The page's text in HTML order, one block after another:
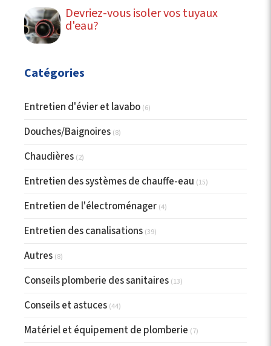
Devriez-vous isoler vos tuyaux
d'eau?
Catégories
Entretien d'évier et lavabo (6)
Douches/Baignoires (8)
Chaudières (2)
Entretien des systèmes de chauffe-eau (15)
Entretien de l'électroménager (4)
Entretien des canalisations (39)
Autres (8)
Conseils plomberie des sanitaires (13)
Conseils et astuces (44)
Matériel et équipement de plomberie (7)